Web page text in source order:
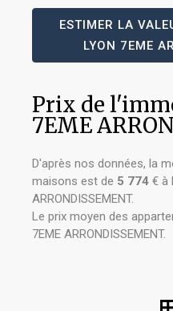
ESTIMER LA
LYON 7EME
Prix de
7EME
D'après nos données, la
maisons est de 5 774 € à
ARRONDISSEMENT.
Le prix moyen des
7EME ARRONDISSEMENT.